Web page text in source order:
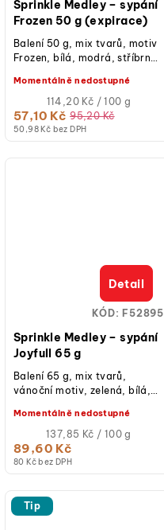
Sprinkle Medley – sypání
Frozen 50 g (expirace)
50,98 Kč bez DPH
57,10 Kč 95,20 Kč
Měrná
cena:
114,20 Kč / 100 g
Momentálně nedostupné
Balení 50 g, mix tvarů, motiv
Frozen, bílá, modrá, stříbrná
dorty, donuty, cake pops,...
Sprinkle Medley – sypání
Joyfull 65 g
80 Kč bez DPH
89,60 Kč
Měrná
cena:
137,85 Kč / 100 g
Momentálně nedostupné
Detail
Balení 65 g, mix tvarů,
vánoční motiv, zelená, bílá,
na cupcakes, dorty, donuty,
KÓD: F52895
Tip